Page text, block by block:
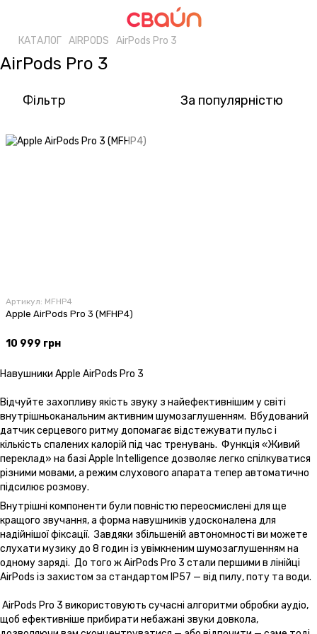
КАТАЛОГ AIRPODS AirPods Pro 3
AirPods Pro 3
Фільтр За популярністю
Артикул: MFHP4
Apple AirPods Pro 3 (MFHP4)
10 999 грн
Навушники Apple AirPods Pro 3
Відчуйте захопливу якість звуку з найефективнішим у світі
внутрішньоканальним активним шумозаглушенням. Вбудований
датчик серцевого ритму допомагає відстежувати пульс і
кількість спалених калорій під час тренувань. Функція «Живий
переклад» на базі Apple Intelligence дозволяє легко спілкуватися
різними мовами, а режим слухового апарата тепер автоматично
підсилює розмову.
Внутрішні компоненти були повністю переосмислені для ще
кращого звучання, а форма навушників удосконалена для
надійнішої фіксації. Завдяки збільшеній автономності ви можете
слухати музику до 8 годин із увімкненим шумозаглушенням на
одному заряді. До того ж AirPods Pro 3 стали першими в лінійці
AirPods із захистом за стандартом IP57 — від пилу, поту та води.
AirPods Pro 3 використовують сучасні алгоритми обробки аудіо,
щоб ефективніше прибирати небажані звуки довкола,